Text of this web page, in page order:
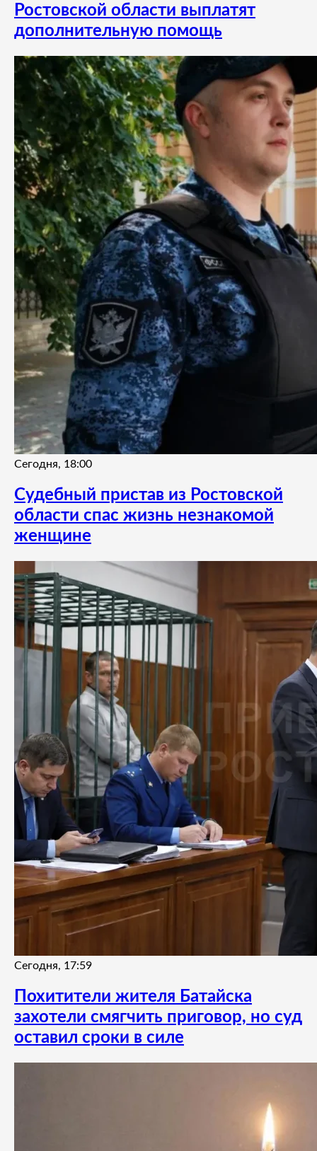
Ростовской области выплатят
дополнительную помощь
Сегодня, 18:00
Судебный пристав из Ростовской
области спас жизнь незнакомой
женщине
Сегодня, 17:59
Похитители жителя Батайска
захотели смягчить приговор, но суд
оставил сроки в силе